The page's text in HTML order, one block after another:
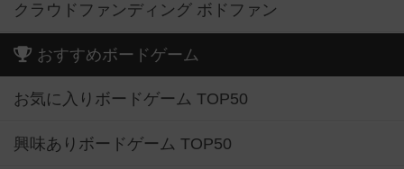
クラウドファンディング ボドファン
おすすめボードゲーム
お気に入りボードゲーム TOP50
興味ありボードゲーム TOP50